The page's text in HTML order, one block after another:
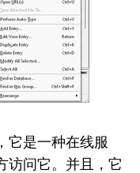
它是一种在线服
访问它。并且，它